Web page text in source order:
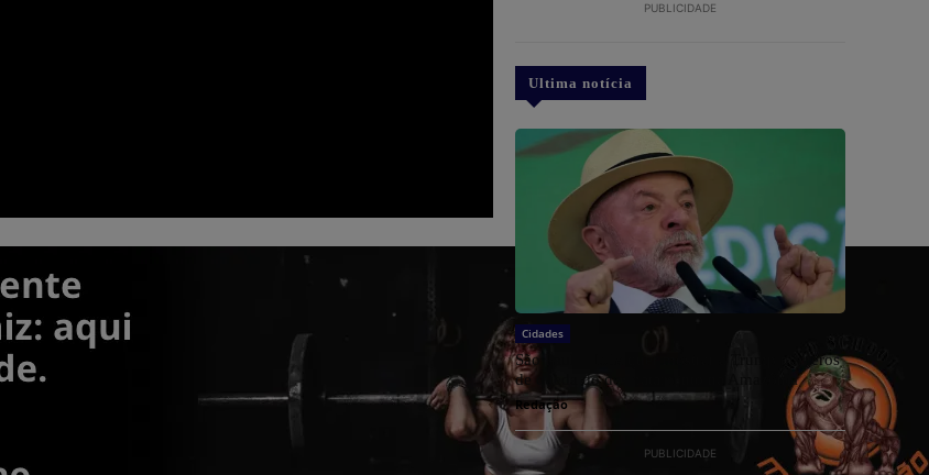
PUBLICIDADE
Ultima notícia
Cidades
São Paulo: Lula quer mostrar a Trump números
de queda do desmatamento na Amazônia
Redação
PUBLICIDADE